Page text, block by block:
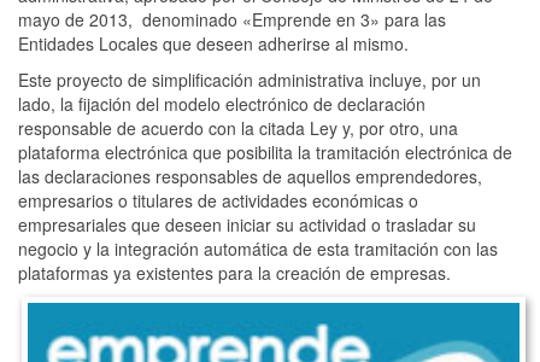
mayo de 2013, denominado «Emprende en 3» para las
Entidades Locales que deseen adherirse al mismo.
Este proyecto de simplificación administrativa incluye, por un
lado, la fijación del modelo electrónico de declaración
responsable de acuerdo con la citada Ley y, por otro, una
plataforma electrónica que posibilita la tramitación electrónica de
las declaraciones responsables de aquellos emprendedores,
empresarios o titulares de actividades económicas o
empresariales que deseen iniciar su actividad o trasladar su
negocio y la integración automática de esta tramitación con las
plataformas ya existentes para la creación de empresas.